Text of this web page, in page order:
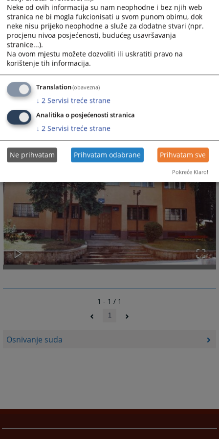
Osnivanje suda
neposredno raditi na organizaciji rada suda te predlog
potrebnih sredstava za izvršenje programa rada.
3095
1 - 1 / 1
1
Neke od ovih informacija su nam neophodne i bez njih web
stranica ne bi mogla fukcionisati u svom punom obimu, dok
neke nisu prijeko neophodne a služe za dodatne stvari (npr.
procjenu nivoa posjećenosti, budućeg usavršavanja
stranice...).
Na ovom mjestu možete dozvoliti ili uskratiti pravo na
korištenje tih informacija.
Translation(obavezna)
↓ 2 Servisi treće strane
Analitika o posjećenosti stranica
↓ 2 Servisi treće strane
Ne prihvatam Prihvatam odabrane Prihvatam sve
Pokreće Klaro!